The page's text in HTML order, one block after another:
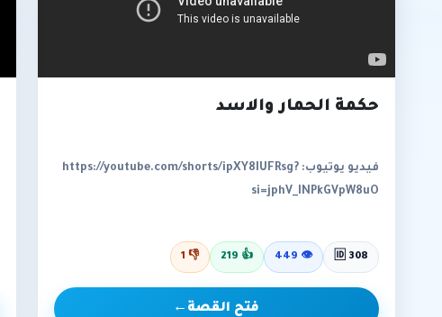
حكمة الحمار والاسد
فيديو يوتيوب: https://youtube.com/shorts/ipXY8IUFRsg?
si=jphV_INPkGVpW8uO
🆔 308
👁
449
👍
219
👎
1
فتح القصة ←